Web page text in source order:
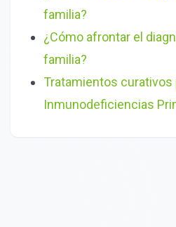
familia?
¿Cómo afrontar el
familia?
Tratamientos curativos
Inmunodeficiencias